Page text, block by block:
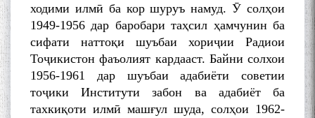
ходими илмӣ ба кор шуруъ намуд. Ӯ солҳои
1949-1956 дар баробари таҳсил ҳамчунин ба
сифати наттоқи шуъбаи хориҷии Радиои
Тоҷикистон фаъолият кардааст. Байни солхои
1956-1961 дар шуъбаи адабиёти советии
тоҷики Институти забон ва адабиёт ба
тахкиқоти илмӣ машғул шуда, солҳои 1962-